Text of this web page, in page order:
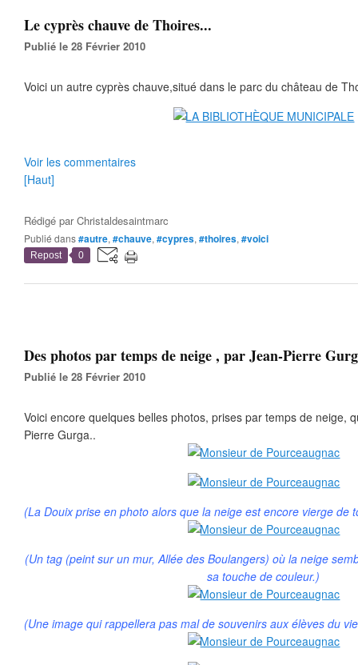
Le cyprès chauve de Thoires...
Publié le 28 Février 2010
Voici un autre cyprès chauve,situé dans le parc du château de
Voir les commentaires
[Haut]
Rédigé parChristaldesaintmarc
Publié dans#autre, #chauve, #cypres, #thoires, #voici
Repost 0
Des photos par temps de neige , par Jean-Pierre
Publié le 28 Février 2010
Voici encore quelques belles photos, prises par temps de neige,
Pierre Gurga..
(La Douix prise en photo alors que la neige est encore vierge de
(Un tag (peint sur un mur, Allée des Boulangers) où la neige
sa touche de couleur.)
(Une image qui rappellera pas mal de souvenirs aux élèves du